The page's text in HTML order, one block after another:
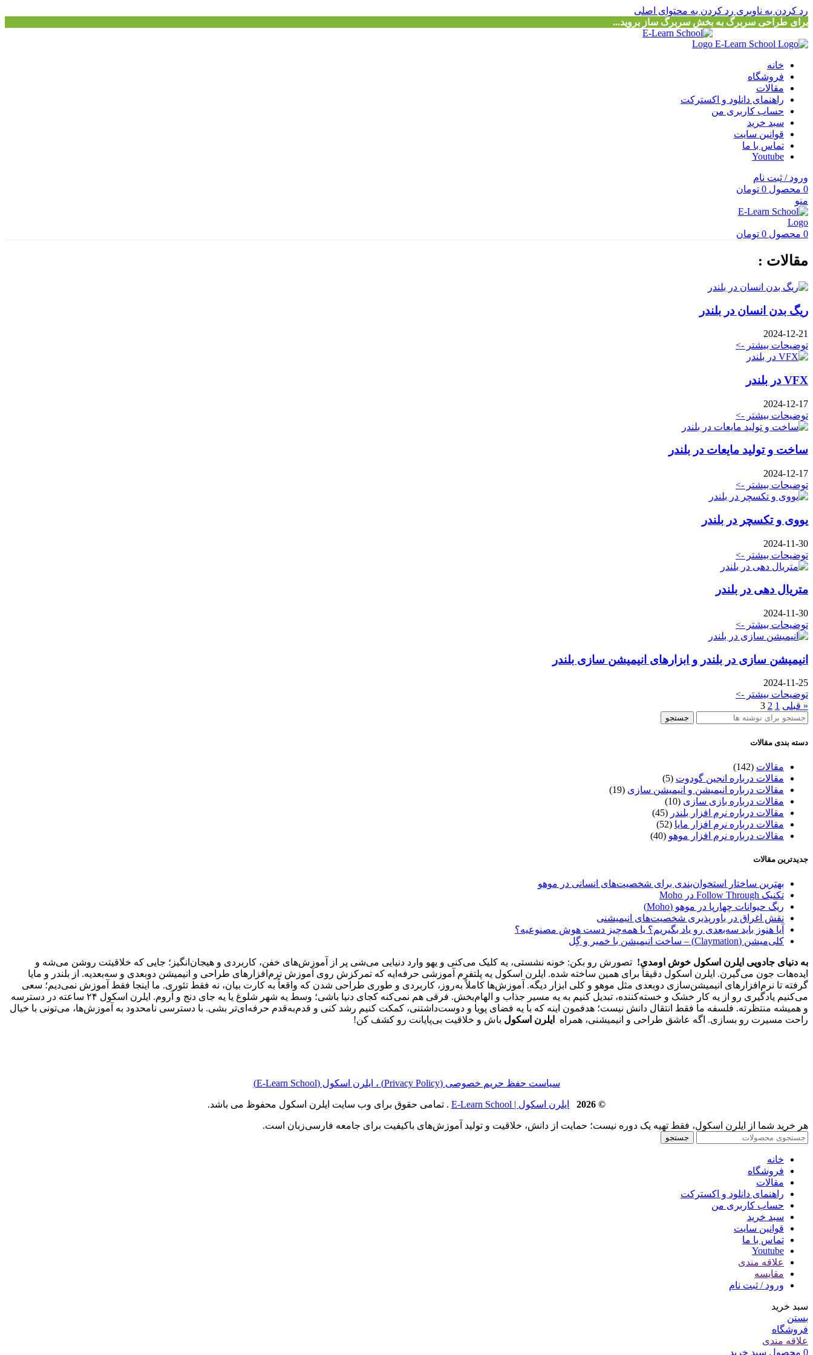
رد کردن به ناوبری رد کردن به محتوای اصلی
برای طراحی سربرگ به بخش سربرگ ساز بروید...
خانه
فروشگاه
مقالات
راهنمای دانلود و اکسترکت
حساب کاربری من
سبد خرید
قوانین سایت
تماس با ما
Youtube
ورود / ثبت نام
0 محصول 0 تومان
منو
0 محصول 0 تومان
مقالات :
ریگ بدن انسان در بلندر
2024-12-21
توضیحات بیشتر ->
VFX در بلندر
2024-12-17
توضیحات بیشتر ->
ساخت و تولید مایعات در بلندر
2024-12-17
توضیحات بیشتر ->
یووی و تکسچر در بلندر
2024-11-30
توضیحات بیشتر ->
متریال دهی در بلندر
2024-11-30
توضیحات بیشتر ->
انیمیشن سازی در بلندر و ابزارهای انیمیشن سازی بلندر
2024-11-25
توضیحات بیشتر ->
« قبلی 1
2
3
جستجو
دسته بندی مقالات
مقالات (142)
مقالات درباره انجین گودوت (5)
مقالات درباره انیمیشن و انیمیشن سازی (19)
مقالات درباره بازی سازی (10)
مقالات درباره نرم افزار بلندر (45)
مقالات درباره نرم افزار مایا (52)
مقالات درباره نرم افزار موهو (40)
جدیدترین مقالات
بهترین ساختار استخوان‌بندی برای شخصیت‌های انسانی در موهو
تکنیک Follow Through در Moho
ریگ حیوانات چهارپا در موهو (Moho)
نقش اغراق در باورپذیری شخصیت‌های انیمیشنی
آیا هنوز باید سه‌بعدی‌ رو یاد بگیریم؟ یا همه‌چیز دست هوش مصنوعیه؟
کلی‌میشن (Claymation) – ساخت انیمیشن با خمیر و گِل
به دنیای جادویی ایلرن اسکول خوش اومدی! تصورش رو بکن: خونه نشستی، یه کلیک می‌کنی و یهو وارد دنیایی می‌شی پر از آموزش‌های خفن، کاربردی و هیجان‌انگیز؛ جایی که خلاقیتت روشن می‌شه و
ایده‌هات جون می‌گیرن. ایلرن اسکول دقیقاً برای همین ساخته شده. ایلرن اسکول یه پلتفرم آموزشی حرفه‌ایه که تمرکزش روی آموزش نرم‌افزارهای طراحی و انیمیشن دو‌بعدی و سه‌بعدیه. از بلندر و مایا
گرفته تا نرم‌افزارهای انیمیشن‌سازی دوبعدی مثل موهو و کلی ابزار دیگه. آموزش‌ها کاملاً به‌روز، کاربردی و طوری طراحی شدن که واقعاً به کارت بیان، نه فقط تئوری. ما اینجا فقط آموزش نمی‌دیم؛ سعی
می‌کنیم یادگیری رو از یه کار خشک و خسته‌کننده، تبدیل کنیم به یه مسیر جذاب و الهام‌بخش. فرقی هم نمی‌کنه کجای دنیا باشی؛ وسط یه شهر شلوغ یا یه جای دنج و آروم. ایلرن اسکول ۲۴ ساعته در دسترسه
و همیشه منتظرته. فلسفه ما فقط انتقال دانش نیست؛ هدفمون اینه که با یه فضای پویا و دوست‌داشتنی، کمکت کنیم رشد کنی و قدم‌به‌قدم حرفه‌ای‌تر بشی. با دسترسی نامحدود به آموزش‌ها، می‌تونی با خیال
راحت مسیرت رو بسازی. اگه عاشق طراحی و انیمیشنی، همراه
ایلرن اسکول باش و خلاقیت بی‌پایانت رو کشف کن!
سیاست حفظ حریم خصوصی (Privacy Policy) ، ایلرن اسکول (E‑Learn School)
© 2026 ایلرن اسکول | E-Learn School . تمامی حقوق برای وب سایت ایلرن اسکول محفوظ می باشد.
هر خرید شما از ایلرن اسکول، فقط تهیه یک دوره نیست؛ حمایت از دانش، خلاقیت و تولید آموزش‌های باکیفیت برای جامعه فارسی‌زبان است.
جستجو
خانه
فروشگاه
مقالات
راهنمای دانلود و اکسترکت
حساب کاربری من
سبد خرید
قوانین سایت
تماس با ما
Youtube
علاقه مندی
مقایسه
ورود / ثبت نام
سبد خرید
بستن
فروشگاه
علاقه مندی
0 محصول سبد خرید